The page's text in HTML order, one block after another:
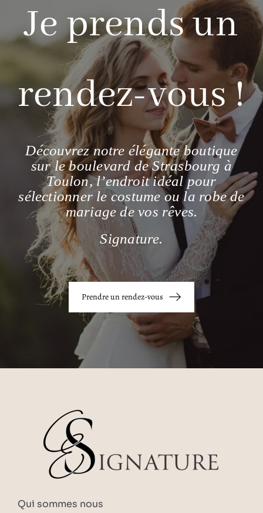
Je prends un
rendez-vous !
Découvrez notre élégante boutique
sur le boulevard de Strasbourg à
Toulon, l’endroit idéal pour
sélectionner le costume ou la robe de
mariage de vos rêves.
Signature.
Prendre un rendez-vous
Qui sommes nous